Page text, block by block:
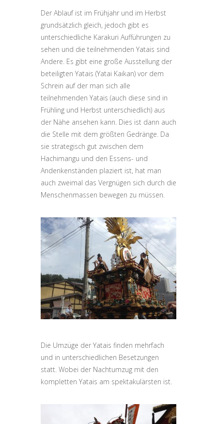
Der Ablauf ist im Frühjahr und im Herbst
grundsätzlich gleich, jedoch gibt es
unterschiedliche Karakuri Aufführungen zu
sehen und die teilnehmenden Yatais sind
Andere. Es gibt eine große Ausstellung der
beteiligten Yatais (Yatai Kaikan) vor dem
Schrein auf der man sich alle
teilnehmenden Yatais (auch diese sind in
Frühling und Herbst unterschiedlich) aus
der Nähe ansehen kann. Dies ist dann auch
die Stelle mit dem größten Gedränge. Da
sie strategisch gut zwischen dem
Hachimangu und den Essens- und
Andenkenständen plaziert ist, hat man
auch zweimal das Vergnügen sich durch die
Menschenmassen bewegen zu müssen.
Die Umzüge der Yatais finden mehrfach
und in unterschiedlichen Besetzungen
statt. Wobei der Nachtumzug mit den
kompletten Yatais am spektakulärsten ist.